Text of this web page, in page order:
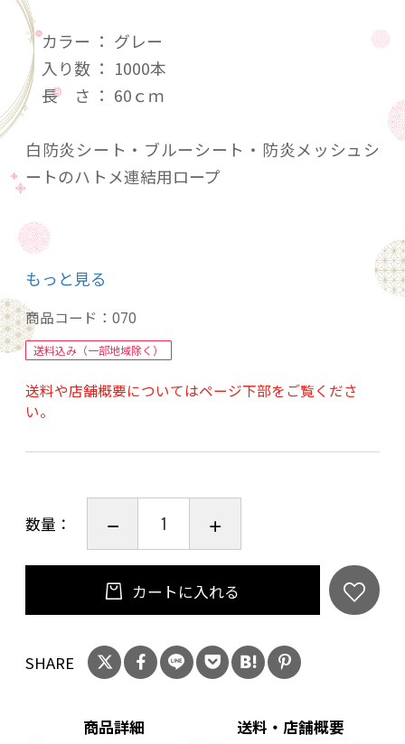
カラー ： グレー
入り数 ： 1000本
長 さ ： 60ｃｍ
白防炎シート・ブルーシート・防炎メッシュシ
ートのハトメ連結用ロープ
カットひも シートひも
もっと見る
商品コード： 070
送料込み（一部地域除く）
送料や店舗概要についてはページ下部をご覧くださ
い。
数量：
カートに入れる
SHARE
商品詳細 送料・店舗概要